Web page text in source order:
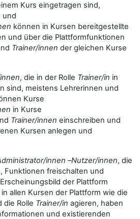
Kurs eingetragen sind,
und
können in Kursen bereitgestellte
und über die Plattformfunktionen
Trainer/innen der gleichen Kurse
, die in der Rolle Trainer/in in
sind, meistens Lehrerinnen und
Kurse
in Kurse
Trainer/innen einschreiben und
Kursen anlegen und
innen –Nutzer/innen, die
Funktionen freischalten und
der Plattform
allen Kursen der Plattform wie die
die Rolle Trainer/in agieren, haben
und existierenden